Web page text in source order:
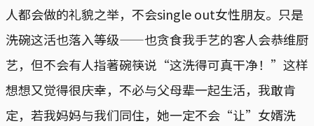
人都会做的礼貌之举，不会single out女性朋友。只是
洗碗这活也落入等级——也贪食我手艺的客人会恭维厨
艺，但不会有人指著碗筷说“这洗得可真干净！”这样
想想又觉得很庆幸，不必与父母辈一起生活，我敢肯
定，若我妈妈与我们同住，她一定不会“让”女婿洗